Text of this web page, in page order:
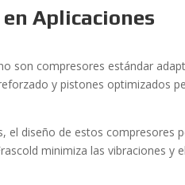
Aplicaciones
son compresores estándar
y pistones optimizados
el diseño de estos compresores
minimiza las vibraciones y